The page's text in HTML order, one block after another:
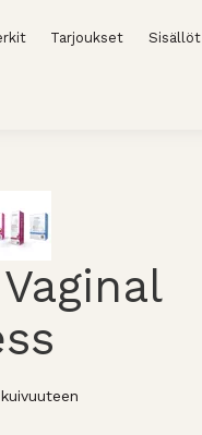
Tarjoukset Sisällöt